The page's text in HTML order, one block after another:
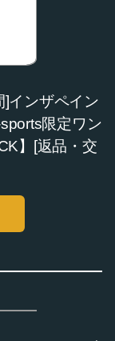
インザペイン
限定ワン
】[返品・交